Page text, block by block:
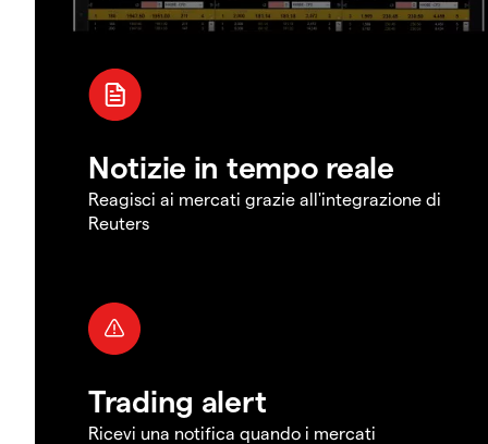
Notizie in tempo reale
Reagisci ai mercati grazie all'integrazione di
Reuters
Trading alert
Ricevi una notifica quando i mercati